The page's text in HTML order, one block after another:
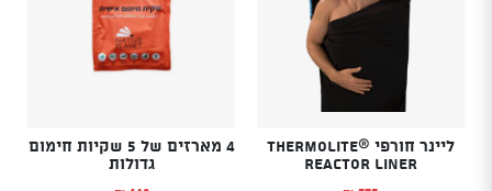
ליינר חורפי THERMOLITE®
REACTOR LINER
4 מארזים של 5 שקיות חימום
גדולות